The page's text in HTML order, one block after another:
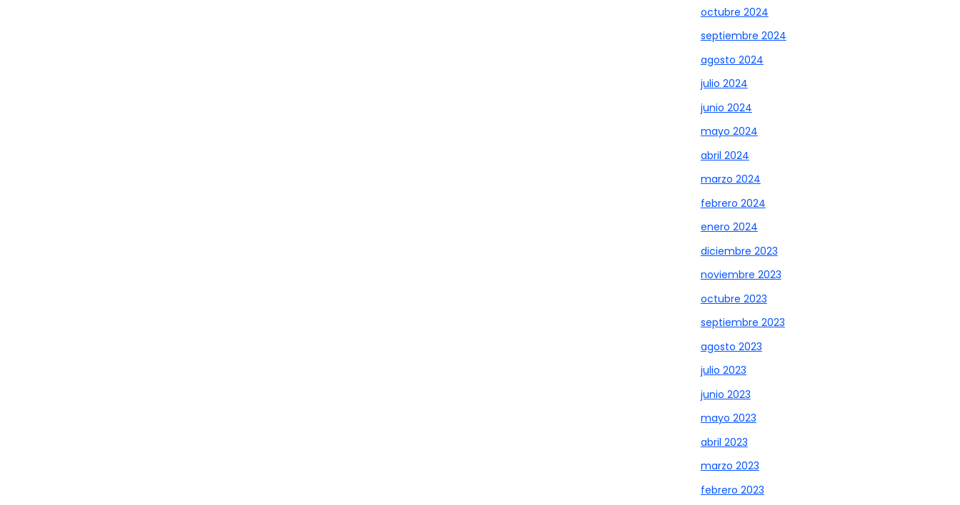
octubre 2024
septiembre 2024
agosto 2024
julio 2024
junio 2024
mayo 2024
abril 2024
marzo 2024
febrero 2024
enero 2024
diciembre 2023
noviembre 2023
octubre 2023
septiembre 2023
agosto 2023
julio 2023
junio 2023
mayo 2023
abril 2023
marzo 2023
febrero 2023